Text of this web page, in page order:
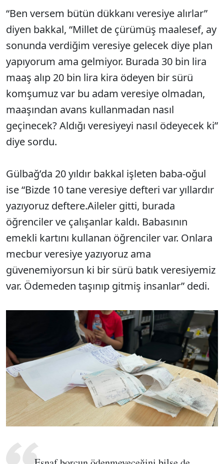
“Ben versem bütün dükkanı veresiye alırlar”
diyen bakkal, “Millet de çürümüş maalesef, ay
sonunda verdiğim veresiye gelecek diye plan
yapıyorum ama gelmiyor. Burada 30 bin lira
maaş alıp 20 bin lira kira ödeyen bir sürü
komşumuz var bu adam veresiye olmadan,
maaşından avans kullanmadan nasıl
geçinecek? Aldığı veresiyeyi nasıl ödeyecek ki”
diye sordu.
Gülbağ’da 20 yıldır bakkal işleten baba-oğul
ise “Bizde 10 tane veresiye defteri var yıllardır
yazıyoruz deftere.Aileler gitti, burada
öğrenciler ve çalışanlar kaldı. Babasının
emekli kartını kullanan öğrenciler var. Onlara
mecbur veresiye yazıyoruz ama
güvenemiyorsun ki bir sürü batık veresiyemiz
var. Ödemeden taşınıp gitmiş insanlar” dedi.